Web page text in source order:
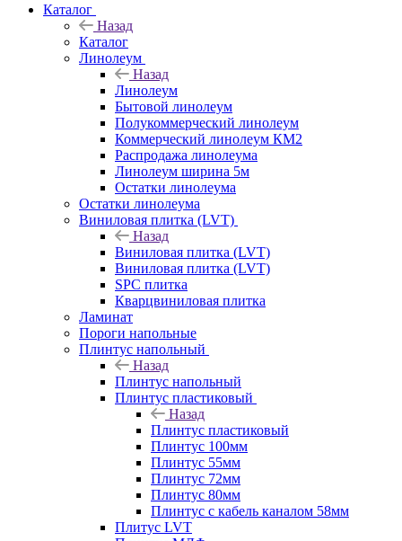
Каталог
Назад
Каталог
Линолеум
Назад
Линолеум
Бытовой линолеум
Полукоммерческий линолеум
Коммерческий линолеум КМ2
Распродажа линолеума
Линолеум ширина 5м
Остатки линолеума
Остатки линолеума
Виниловая плитка (LVT)
Назад
Виниловая плитка (LVT)
Виниловая плитка (LVT)
SPC плитка
Кварцвиниловая плитка
Ламинат
Пороги напольные
Плинтус напольный
Назад
Плинтус напольный
Плинтус пластиковый
Назад
Плинтус пластиковый
Плинтус 100мм
Плинтус 55мм
Плинтус 72мм
Плинтус 80мм
Плинтус с кабель каналом 58мм
Плитус LVT